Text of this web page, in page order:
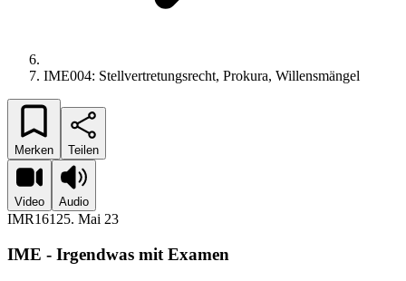
IME004: Stellvertretungsrecht, Prokura, Willensmängel
Merken Teilen
Video Audio
IMR161 25. Mai 23
IME - Irgendwas mit Examen